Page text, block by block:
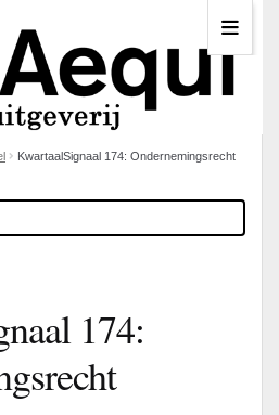
KwartaalSignaal 174: Ondernemingsrecht
174: